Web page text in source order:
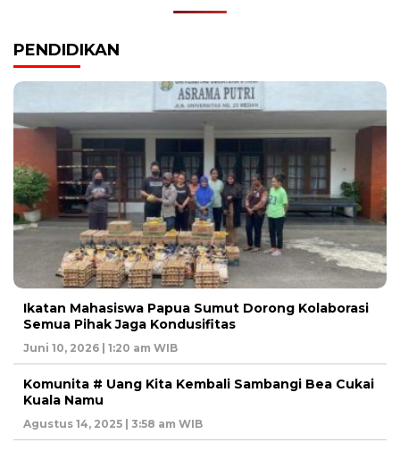
PENDIDIKAN
Ikatan Mahasiswa Papua Sumut Dorong Kolaborasi
Semua Pihak Jaga Kondusifitas
Juni 10, 2026 | 1:20 am WIB
Komunita # Uang Kita Kembali Sambangi Bea Cukai
Kuala Namu
Agustus 14, 2025 | 3:58 am WIB